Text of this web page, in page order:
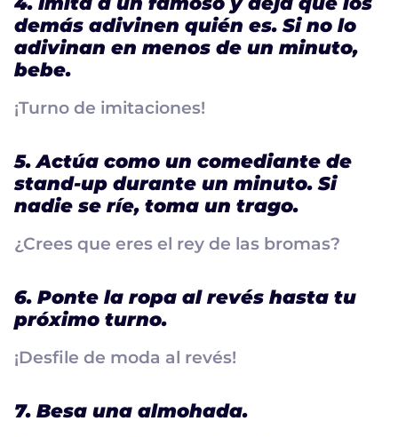
demás adivinen quién es. Si no lo
adivinan en menos de un minuto,
bebe.
¡Turno de imitaciones!
5. Actúa como un comediante de
stand-up durante un minuto. Si
nadie se ríe, toma un trago.
¿Crees que eres el rey de las bromas?
6. Ponte la ropa al revés hasta tu
próximo turno.
¡Desfile de moda al revés!
7. Besa una almohada.